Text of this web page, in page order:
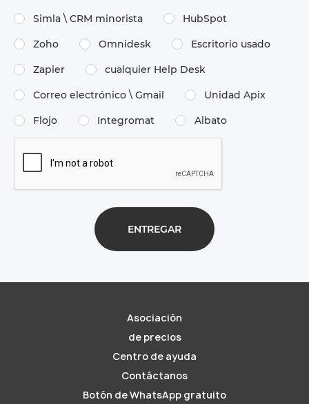
Simla \​ CRM minorista HubSpot
Zoho Omnidesk Escritorio usado
Zapier cualquier Help Desk
Correo electrónico \​ Gmail Unidad Apix
Flojo Integromat Albato
Asociación
de precios
Centro de ayuda
Contáctanos
Botón de WhatsApp gratuito